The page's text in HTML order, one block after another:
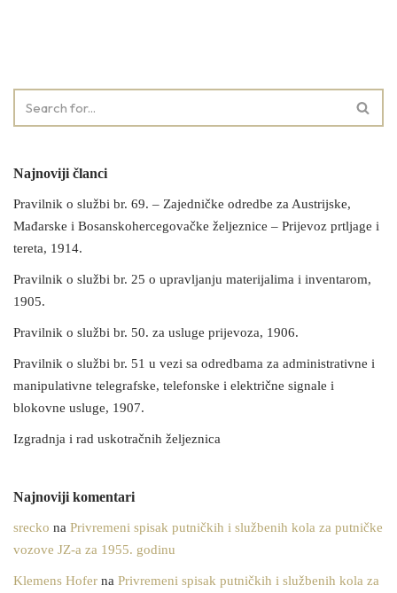
Najnoviji članci
Pravilnik o službi br. 69. – Zajedničke odredbe za Austrijske,
Mađarske i Bosanskohercegovačke željeznice – Prijevoz prtljage i
tereta, 1914.
Pravilnik o službi br. 25 o upravljanju materijalima i inventarom,
1905.
Pravilnik o službi br. 50. za usluge prijevoza, 1906.
Pravilnik o službi br. 51 u vezi sa odredbama za administrativne i
manipulativne telegrafske, telefonske i električne signale i
blokovne usluge, 1907.
Izgradnja i rad uskotračnih željeznica
Najnoviji komentari
srecko na Privremeni spisak putničkih i službenih kola za putničke
vozove JZ-a za 1955. godinu
Klemens Hofer na Privremeni spisak putničkih i službenih kola za